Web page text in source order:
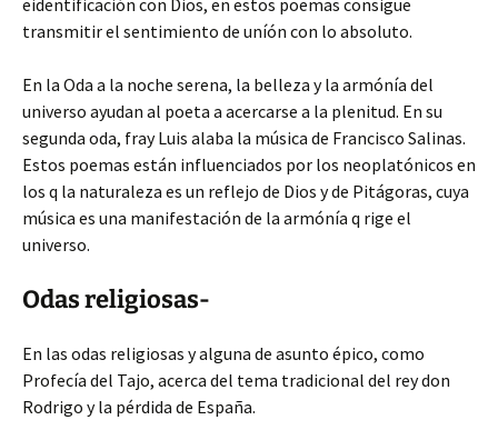
eidentificación con Dios, en estos poemas consigue
transmitir el sentimiento de uníón con lo absoluto.
En la Oda a la noche serena, la belleza y la armónía del
universo ayudan al poeta a acercarse a la plenitud. En su
segunda oda, fray Luis alaba la música de Francisco Salinas.
Estos poemas están influenciados por los neoplatónicos en
los q la naturaleza es un reflejo de Dios y de Pitágoras, cuya
música es una manifestación de la armónía q rige el
universo.
Odas religiosas-
En las odas religiosas y alguna de asunto épico, como
Profecía del Tajo, acerca del tema tradicional del rey don
Rodrigo y la pérdida de España.